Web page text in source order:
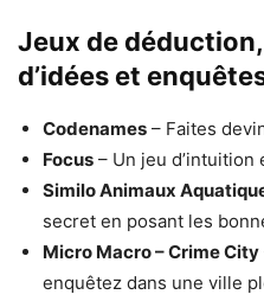
Jeux de
d’idées et
Codenames – Faites
Focus – Un jeu
Similo Animaux
secret en posant les
Micro Macro – Crime City
enquêtez dans une ville